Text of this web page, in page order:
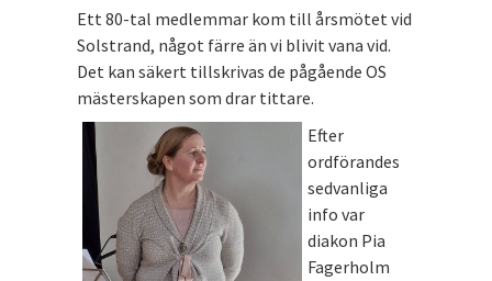
Ett 80-tal medlemmar kom till årsmötet vid
Solstrand, något färre än vi blivit vana vid.
Det kan säkert tillskrivas de pågående OS
mästerskapen som drar tittare.
Efter
ordförandes
sedvanliga
info var
diakon Pia
Fagerholm